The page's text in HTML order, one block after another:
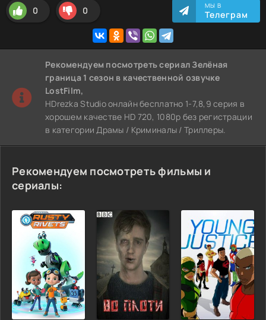
0 0 МЫ В
Телеграм
Рекомендуем посмотреть сериал Зелёная
граница 1 сезон в качественной озвучке
LostFilm,
HDrezka Studio онлайн бесплатно 1-7,8,9 серия в
хорошем качестве HD 720, 1080p без регистрации
в категории Драмы / Криминалы / Триллеры.
Рекомендуем посмотреть фильмы и
сериалы: